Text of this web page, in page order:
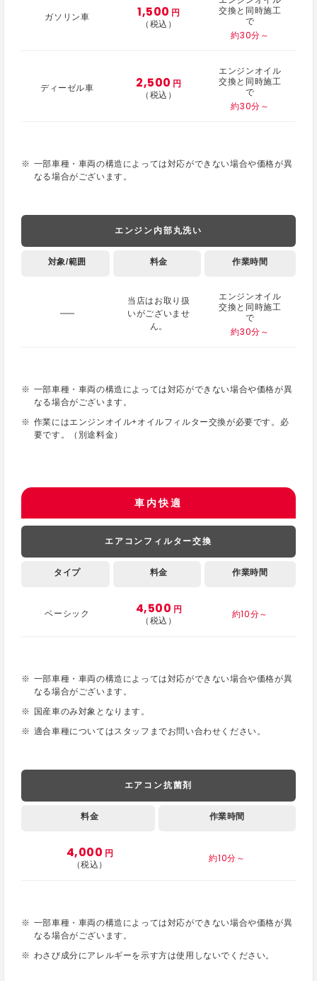
ガソリン車 1,500 円
（税込）
交換と同時施工
で
約30分～
ディーゼル車 2,500 円
（税込）
エンジンオイル
交換と同時施工
で
約30分～
一部車種・車両の構造によっては対応ができない場合や価格が異
なる場合がございます。
エンジン内部丸洗い
対象/範囲 料金 作業時間
当店はお取り扱
いがございませ
ん。
エンジンオイル
交換と同時施工
で
約30分～
一部車種・車両の構造によっては対応ができない場合や価格が異
なる場合がございます。
作業にはエンジンオイル+オイルフィルター交換が必要です。必
要です。（別途料金）
車内快適
エアコンフィルター交換
タイプ 料金 作業時間
ベーシック 4,500 円
（税込）
約10分～
一部車種・車両の構造によっては対応ができない場合や価格が異
なる場合がございます。
国産車のみ対象となります。
適合車種についてはスタッフまでお問い合わせください。
エアコン抗菌剤
料金 作業時間
4,000 円
（税込）
約10分～
一部車種・車両の構造によっては対応ができない場合や価格が異
なる場合がございます。
わさび成分にアレルギーを示す方は使用しないでください。